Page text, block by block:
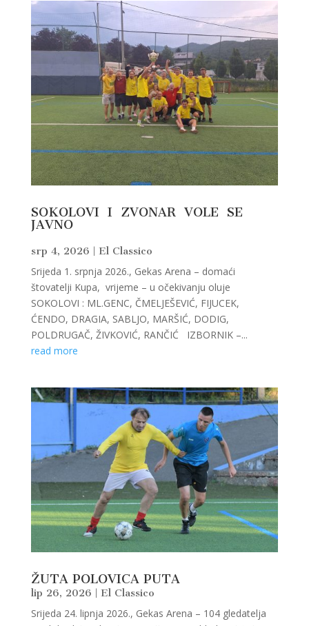
SOKOLOVI I ZVONAR VOLE SE
JAVNO
srp 4, 2026 El Classico
Srijeda 1. srpnja 2026., Gekas Arena – domaći
štovatelji Kupa, vrijeme – u očekivanju oluje
SOKOLOVI : ML.GENC, ČMELJEŠEVIĆ, FIJUCEK,
ĆENDO, DRAGIA, SABLJO, MARŠIĆ, DODIG,
POLDRUGAČ, ŽIVKOVIĆ, RANČIĆ IZBORNIK –...
read more
ŽUTA POLOVICA PUTA
lip 26, 2026 El Classico
Srijeda 24. lipnja 2026., Gekas Arena – 104 gledatelja